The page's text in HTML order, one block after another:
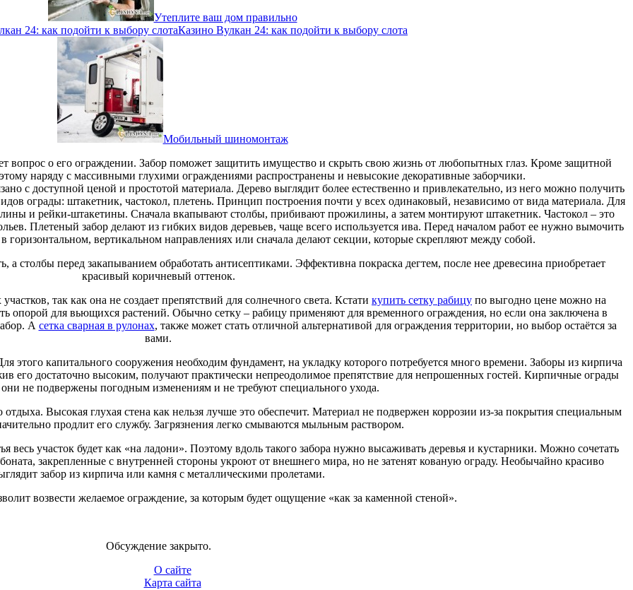
Утеплите ваш дом правильно
Казино Вулкан 24: как подойти к выбору слота
Мобильный шиномонтаж
вопрос о его ограждении. Забор поможет защитить имущество и скрыть свою жизнь от любопытных глаз. Кроме защитной
наряду с массивными глухими ограждениями распространены и невысокие декоративные заборчики.
с доступной ценой и простотой материала. Дерево выглядит более естественно и привлекательно, из него можно получить
ограды: штакетник, частокол, плетень. Принцип построения почти у всех одинаковый, независимо от вида материала. Для
и рейки-штакетины. Сначала вкапывают столбы, прибивают прожилины, а затем монтируют штакетник. Частокол – это
Плетеный забор делают из гибких видов деревьев, чаще всего используется ива. Перед началом работ ее нужно вымочить
горизонтальном, вертикальном направлениях или сначала делают секции, которые скрепляют между собой.
столбы перед закапыванием обработать антисептиками. Эффективна покраска дегтем, после нее древесина приобретает
красивый коричневый оттенок.
так как она не создает препятствий для солнечного света. Кстати купить сетку рабицу по выгодно цене можно на
опорой для вьющихся растений. Обычно сетку – рабицу применяют для временного ограждения, но если она заключена в
А сетка сварная в рулонах, также может стать отличной альтернативой для ограждения территории, но выбор остаётся за
вами.
капитального сооружения необходим фундамент, на укладку которого потребуется много времени. Заборы из кирпича
его достаточно высоким, получают практически непреодолимое препятствие для непрошенных гостей. Кирпичные ограды
не подвержены погодным изменениям и не требуют специального ухода.
Высокая глухая стена как нельзя лучше это обеспечит. Материал не подвержен коррозии из-за покрытия специальным
продлит его службу. Загрязнения легко смываются мыльным раствором.
весь участок будет как «на ладони». Поэтому вдоль такого забора нужно высаживать деревья и кустарники. Можно сочетать
закрепленные с внутренней стороны укроют от внешнего мира, но не затенят кованую ограду. Необычайно красиво
забор из кирпича или камня с металлическими пролетами.
возвести желаемое ограждение, за которым будет ощущение «как за каменной стеной».
Обсуждение закрыто.
О сайте
Карта сайта